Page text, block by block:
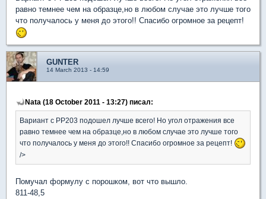
равно темнее чем на образце,но в любом случае это лучше того
что получалось у меня до этого!! Спасибо огромное за рецепт!
GUNTER
14 March 2013 - 14:59
Nata (18 October 2011 - 13:27) писал:
Вариант с PP203 подошел лучше всего! Но угол отражения все
равно темнее чем на образце,но в любом случае это лучше того
что получалось у меня до этого!! Спасибо огромное за рецепт!
/>
Помучал формулу с порошком, вот что вышло.
811-48,5